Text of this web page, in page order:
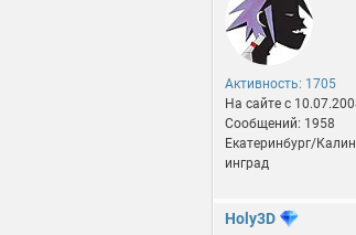
Активность: 1705
На сайте c
Сообщений: 1958
Екатеринбург/Калин
инград
Holy3D